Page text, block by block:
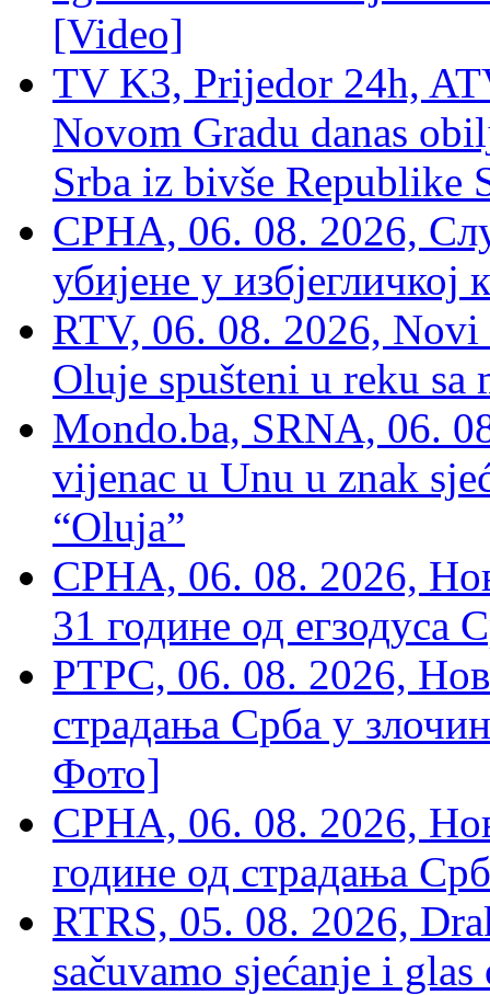
[Video]
TV K3, Prijedor 24h,
Novom Gradu danas
Srba iz bivše Republike
СРНА, 06. 08. 2026,
убијене у избјегличкој
RTV, 06. 08. 2026, Novi
Oluje spušteni u reku sa
Mondo.ba, SRNA, 06.
vijenac u Unu u znak
“Oluja”
СРНА, 06. 08. 2026,
31 године од егзодуса
РТРС, 06. 08. 2026,
страдања Срба у
Фото]
СРНА, 06. 08. 2026,
године од страдања
RTRS, 05. 08. 2026,
sačuvamo sjećanje i